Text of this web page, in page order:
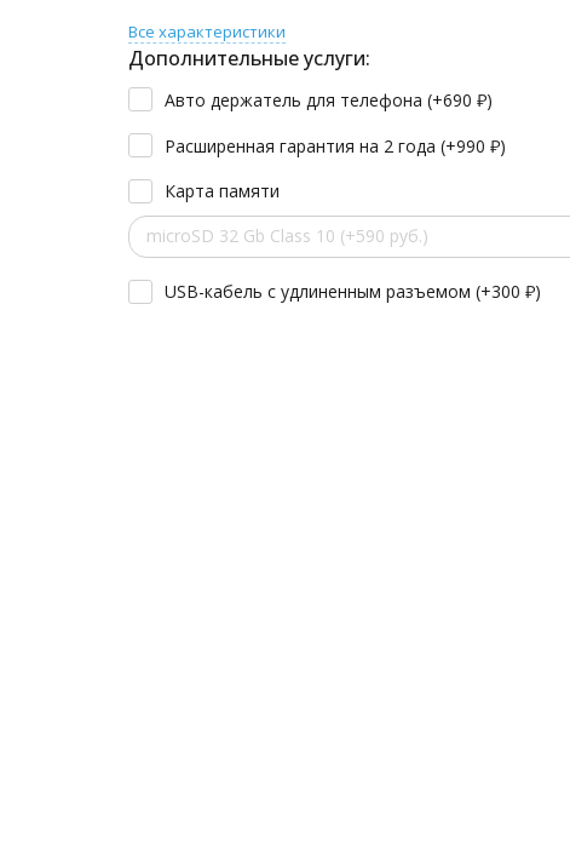
Все характеристики
Дополнительные услуги:
Авто держатель для телефона (+690₽)
Расширенная гарантия на 2 года (+990₽)
Карта памяти
microSD 32 Gb Class 10 (+590 руб.)
USB-кабель с удлиненным разъемом (+300₽)